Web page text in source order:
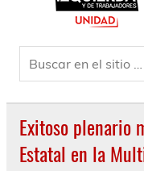
Exitoso plenario
Estatal en la